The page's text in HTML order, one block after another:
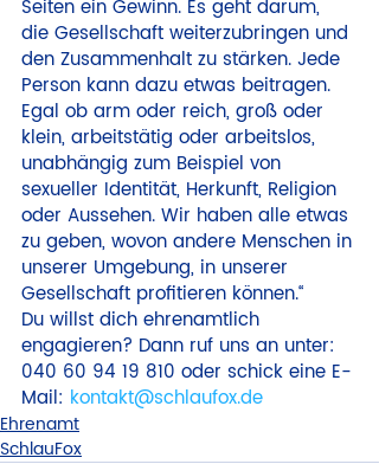
Seiten ein Gewinn. Es geht darum,
die Gesellschaft weiterzubringen und
den Zusammenhalt zu stärken. Jede
Person kann dazu etwas beitragen.
Egal ob arm oder reich, groß oder
klein, arbeitstätig oder arbeitslos,
unabhängig zum Beispiel von
sexueller Identität, Herkunft, Religion
oder Aussehen. Wir haben alle etwas
zu geben, wovon andere Menschen in
unserer Umgebung, in unserer
Gesellschaft profitieren können.“
Du willst dich ehrenamtlich
engagieren? Dann ruf uns an unter:
040 60 94 19 810 oder schick eine E-
Mail: kontakt@schlaufox.de
Ehrenamt
SchlauFox